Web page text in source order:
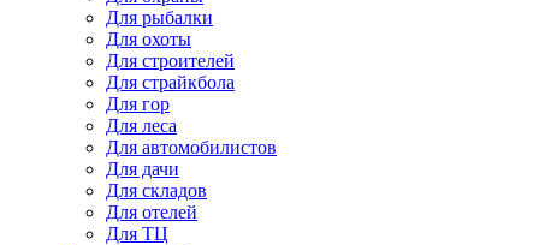
Для рыбалки
Для охоты
Для строителей
Для страйкбола
Для гор
Для леса
Для автомобилистов
Для дачи
Для складов
Для отелей
Для ТЦ